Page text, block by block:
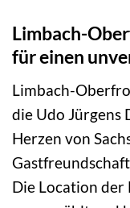
Limbach-
für einen
Limbach-
die Udo Jürgens
Herzen von
Die Location